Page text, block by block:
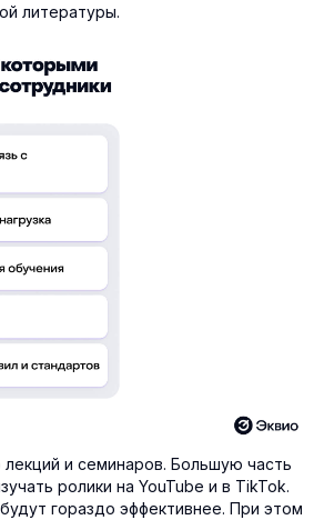
литературы.
и семинаров. Большую часть
ролики на YouTube и в TikTok.
гораздо эффективнее. При этом